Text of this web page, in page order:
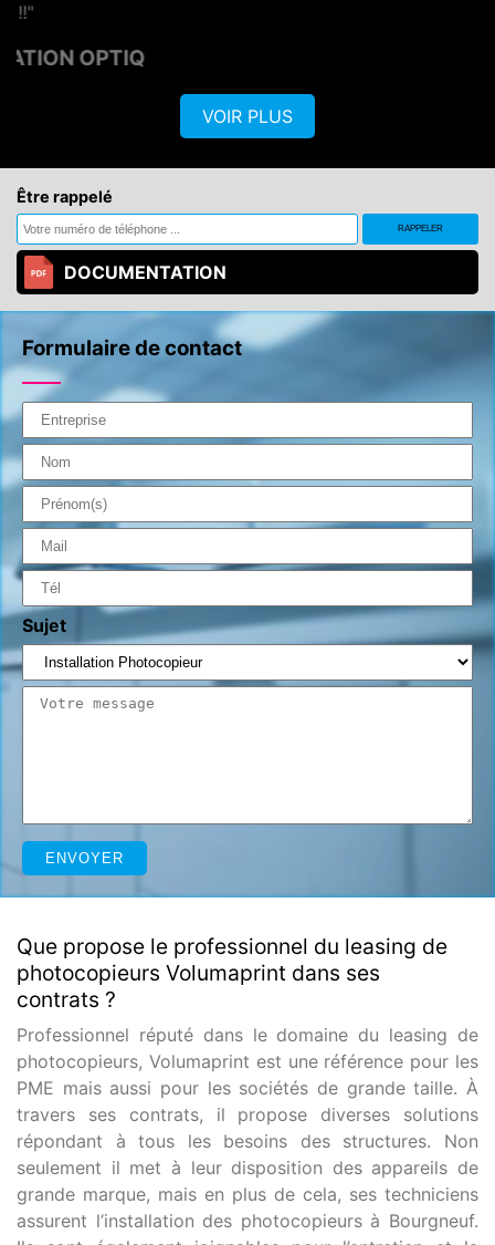
VOIR PLUS
Être rappelé
DOCUMENTATION
Formulaire de contact
Sujet
Que propose le professionnel du leasing de
photocopieurs Volumaprint dans ses
contrats ?
Professionnel réputé dans le domaine du leasing de
photocopieurs, Volumaprint est une référence pour les
PME mais aussi pour les sociétés de grande taille. À
travers ses contrats, il propose diverses solutions
répondant à tous les besoins des structures. Non
seulement il met à leur disposition des appareils de
grande marque, mais en plus de cela, ses techniciens
assurent l’installation des photocopieurs à Bourgneuf.